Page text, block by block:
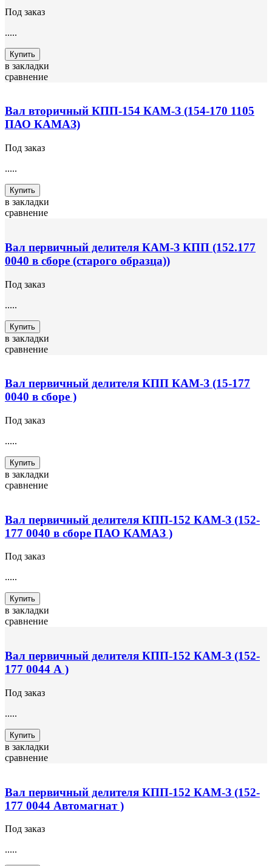
Под заказ
.....
Купить
в закладки
сравнение
Вал вторичный КПП-154 КАМ-З (154-170 1105
ПАО КАМАЗ)
Под заказ
.....
Купить
в закладки
сравнение
Вал первичный делителя КАМ-З КПП (152.177
0040 в сборе (старого образца))
Под заказ
.....
Купить
в закладки
сравнение
Вал первичный делителя КПП КАМ-З (15-177
0040 в сборе )
Под заказ
.....
Купить
в закладки
сравнение
Вал первичный делителя КПП-152 КАМ-З (152-
177 0040 в сборе ПАО КАМАЗ )
Под заказ
.....
Купить
в закладки
сравнение
Вал первичный делителя КПП-152 КАМ-З (152-
177 0044 А )
Под заказ
.....
Купить
в закладки
сравнение
Вал первичный делителя КПП-152 КАМ-З (152-
177 0044 Автомагнат )
Под заказ
.....